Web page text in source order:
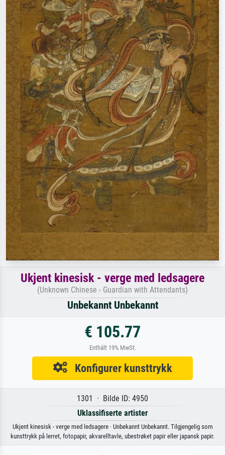
Ukjent kinesisk - verge med ledsagere
(Unknown Chinese - Guardian with Attendants)
Unbekannt Unbekannt
€ 105.77
Enthält 19% MwSt.
Konfigurer kunsttrykk
1301 · Bilde ID: 4950
Uklassifiserte artister
Ukjent kinesisk - verge med ledsagere · Unbekannt Unbekannt. Tilgjengelig som
kunsttrykk på lerret, fotopapir, akvarelltavle, ubestrøket papir eller japansk papir.